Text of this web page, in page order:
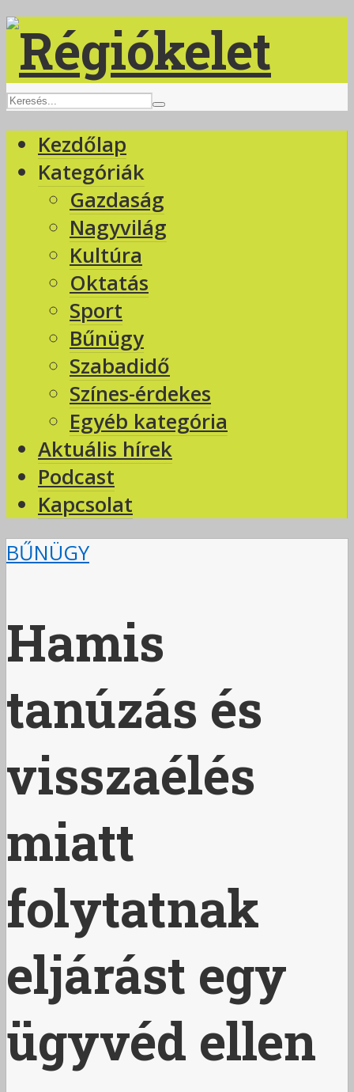
Kezdőlap
Kategóriák
Gazdaság
Nagyvilág
Kultúra
Oktatás
Sport
Bűnügy
Szabadidő
Színes-érdekes
Egyéb kategória
Aktuális hírek
Podcast
Kapcsolat
BŰNÜGY
Hamis
tanúzás és
visszaélés
miatt
folytatnak
eljárást egy
ügyvéd ellen